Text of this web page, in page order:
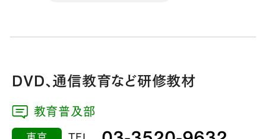
DVD、通信教育など研修教材
教育普及部